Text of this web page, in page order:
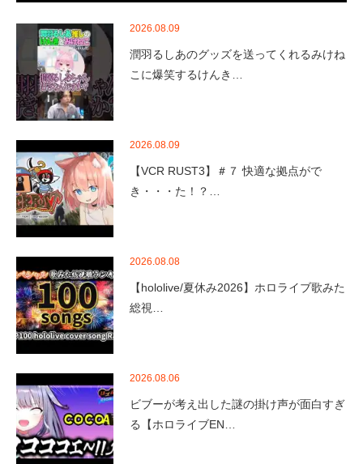
2026.08.09
潤羽るしあのグッズを送ってくれるみけね
こに爆笑するけんき…
2026.08.09
【VCR RUST3】＃７ 快適な拠点がで
き・・・た！？…
2026.08.08
【hololive/夏休み2026】ホロライブ歌みた
総視…
2026.08.06
ビブーが考え出した謎の掛け声が面白すぎ
る【ホロライブEN…